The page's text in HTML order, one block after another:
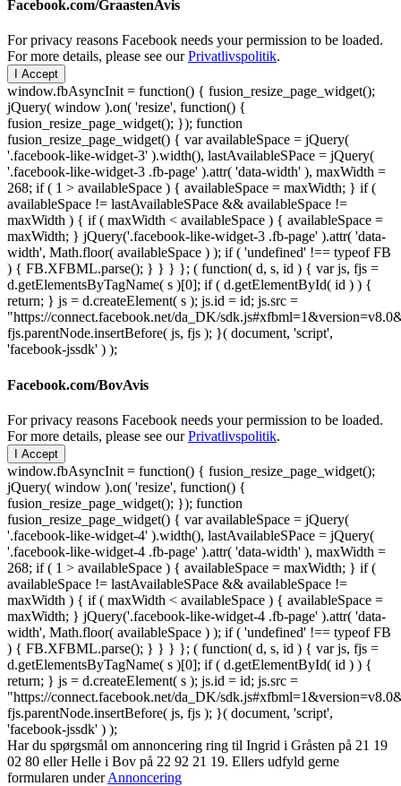
Facebook.com/GraastenAvis
For privacy reasons Facebook needs your permission to be loaded.
For more details, please see ourPrivatlivspolitik.
I Accept
window.fbAsyncInit = function() { fusion_resize_page_widget();
jQuery( window ).on( 'resize', function() {
fusion_resize_page_widget(); }); function
fusion_resize_page_widget() { var availableSpace = jQuery(
'.facebook-like-widget-3' ).width(), lastAvailableSPace = jQuery(
'.facebook-like-widget-3 .fb-page' ).attr( 'data-width' ), maxWidth =
268; if ( 1 > availableSpace ) { availableSpace = maxWidth; } if (
availableSpace != lastAvailableSPace && availableSpace !=
maxWidth ) { if ( maxWidth < availableSpace ) { availableSpace =
maxWidth; } jQuery('.facebook-like-widget-3 .fb-page' ).attr( 'data-
width', Math.floor( availableSpace ) ); if ( 'undefined' !== typeof FB
) { FB.XFBML.parse(); } } } }; ( function( d, s, id ) { var js, fjs =
d.getElementsByTagName( s )[0]; if ( d.getElementById( id ) ) {
return; } js = d.createElement( s ); js.id = id; js.src =
"https://connect.facebook.net/da_DK/
fjs.parentNode.insertBefore( js, fjs ); }( document, 'script',
'facebook-jssdk' ) );
Facebook.com/BovAvis
For privacy reasons Facebook needs your permission to be loaded.
For more details, please see ourPrivatlivspolitik.
I Accept
window.fbAsyncInit = function() { fusion_resize_page_widget();
jQuery( window ).on( 'resize', function() {
fusion_resize_page_widget(); }); function
fusion_resize_page_widget() { var availableSpace = jQuery(
'.facebook-like-widget-4' ).width(), lastAvailableSPace = jQuery(
'.facebook-like-widget-4 .fb-page' ).attr( 'data-width' ), maxWidth =
268; if ( 1 > availableSpace ) { availableSpace = maxWidth; } if (
availableSpace != lastAvailableSPace && availableSpace !=
maxWidth ) { if ( maxWidth < availableSpace ) { availableSpace =
maxWidth; } jQuery('.facebook-like-widget-4 .fb-page' ).attr( 'data-
width', Math.floor( availableSpace ) ); if ( 'undefined' !== typeof FB
) { FB.XFBML.parse(); } } } }; ( function( d, s, id ) { var js, fjs =
d.getElementsByTagName( s )[0]; if ( d.getElementById( id ) ) {
return; } js = d.createElement( s ); js.id = id; js.src =
"https://connect.facebook.net/da_DK/
fjs.parentNode.insertBefore( js, fjs ); }( document, 'script',
'facebook-jssdk' ) );
Har du spørgsmål om annoncering ring til Ingrid i Gråsten på 21 19
02 80 ‬eller Helle i Bov på 22 92 21 19‬. Ellers udfyld gerne
formularen underAnnoncering